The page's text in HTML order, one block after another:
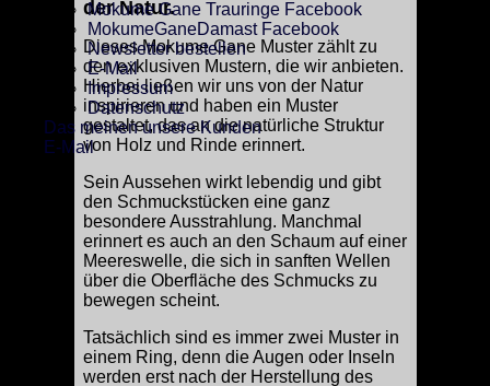
Mokume Gane Trauringe Facebook
MokumeGaneDamast Facebook
Newsletter bestellen
E-Mail
Impressum
Datenschutz
Das meinen unsere Kunden
E-Mail
der Natur.
Dieses Mokume Gane Muster zählt zu
den exklusiven Mustern, die wir anbieten.
Hierbei ließen wir uns von der Natur
inspirieren und haben ein Muster
gestaltet, das an die natürliche Struktur
von Holz und Rinde erinnert.
Sein Aussehen wirkt lebendig und gibt
den Schmuckstücken eine ganz
besondere Ausstrahlung. Manchmal
erinnert es auch an den Schaum auf einer
Meereswelle, die sich in sanften Wellen
über die Oberfläche des Schmucks zu
bewegen scheint.
Tatsächlich sind es immer zwei Muster in
einem Ring, denn die Augen oder Inseln
werden erst nach der Herstellung des